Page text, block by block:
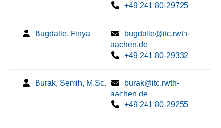
+49 241 80-29725
Bugdalle, Finya
bugdalle@itc.rwth-
aachen.de
+49 241 80-29332
Burak, Semih, M.Sc.
burak@itc.rwth-
aachen.de
+49 241 80-29255